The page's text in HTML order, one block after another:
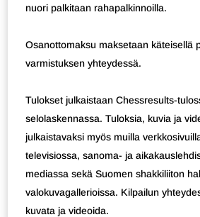
nuori palkitaan rahapalkinnoilla.
Osanottomaksu maksetaan käteisellä
varmistuksen yhteydessä.
Tulokset julkaistaan Chessresults-
selolaskennassa. Tuloksia, kuvia ja
julkaistavaksi myös muilla
televisiossa, sanoma- ja
mediassa sekä Suomen shakkiliiton
valokuvagallerioissa. Kilpailun
kuvata ja videoida.